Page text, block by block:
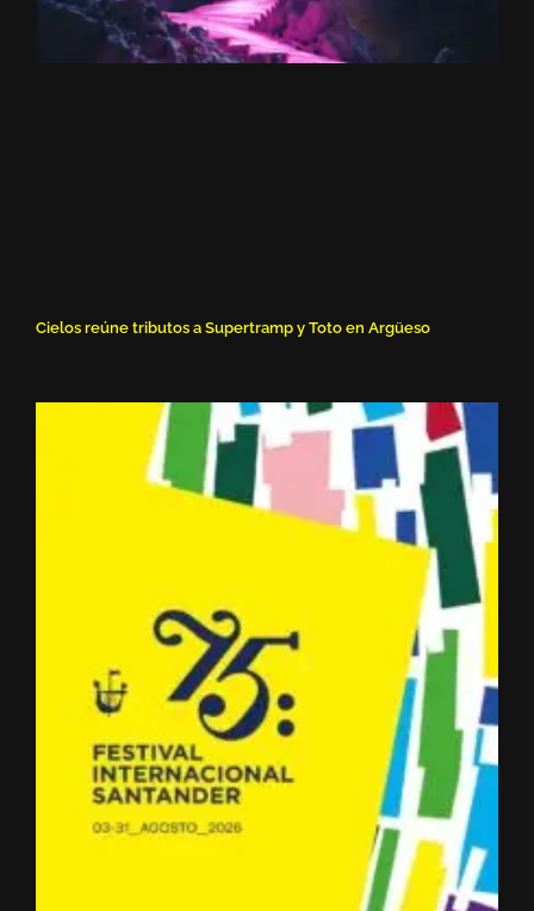
Cielos reúne tributos a Supertramp y Toto en Argüeso